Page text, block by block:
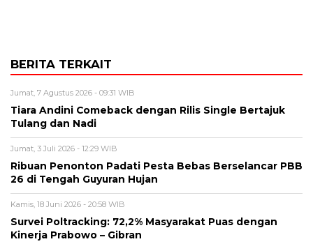
BERITA TERKAIT
Jumat, 7 Agustus 2026 - 09:31 WIB
Tiara Andini Comeback dengan Rilis Single Bertajuk
Tulang dan Nadi
Jumat, 3 Juli 2026 - 12:29 WIB
Ribuan Penonton Padati Pesta Bebas Berselancar PBB
26 di Tengah Guyuran Hujan
Kamis, 18 Juni 2026 - 20:58 WIB
Survei Poltracking: 72,2% Masyarakat Puas dengan
Kinerja Prabowo – Gibran